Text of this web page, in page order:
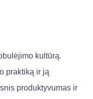
kultūrą.
praktiką ir ją
produktyvumas ir